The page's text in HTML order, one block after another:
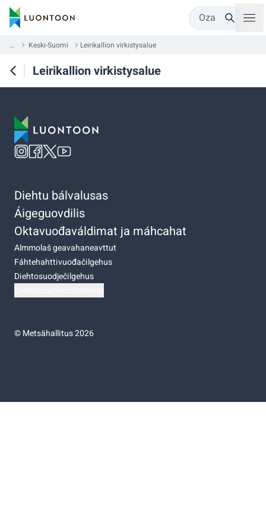
Oza
... Keski-Suomi Leirikallion virkistysalue
Leirikallion virkistysalue
Diehtu bálvalusas
Áigeguovdilis
Oktavuođaváldimat ja máhcahat
Almmolaš geavahaneavttut
Fáhtehahttivuođačilgehus
Diehtosuodječilgehus
©Metsähallitus 2026